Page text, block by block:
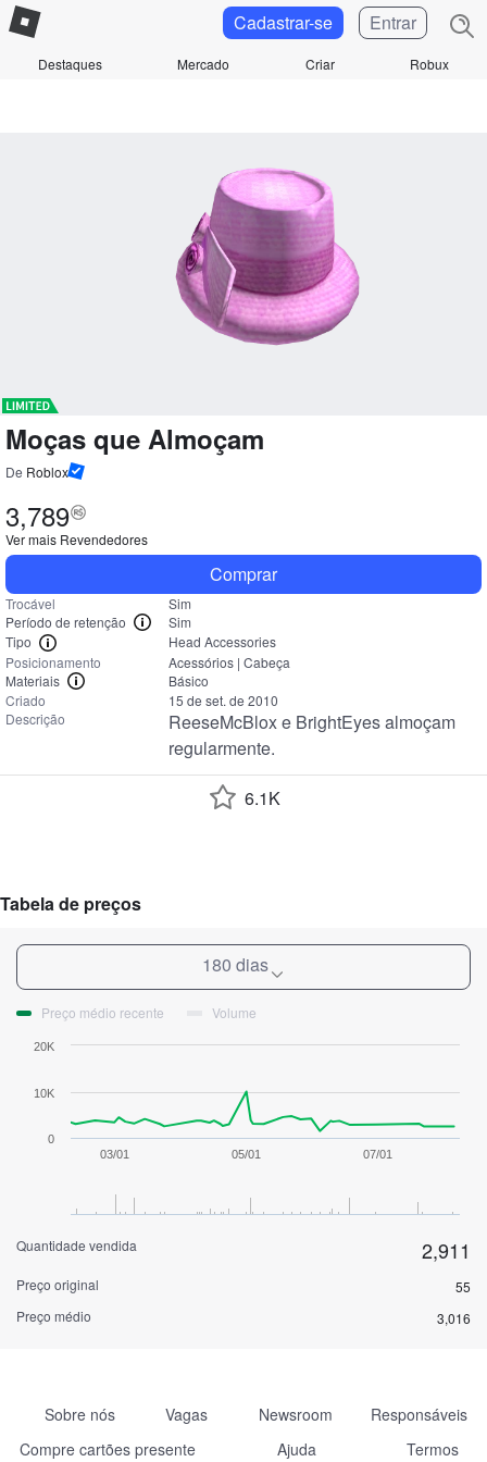
Destaques Mercado Criar Robux
Cadastrar-se Entrar
Moças que Almoçam
De Roblox
3,789
Ver mais Revendedores
Comprar
Trocável
Sim
Período de retenção
Sim
Tipo
Head Accessories
Posicionamento
Acessórios | Cabeça
Materiais
Básico
Criado
15 de set. de 2010
Descrição
ReeseMcBlox e BrightEyes almoçam
regularmente.
6.1K
Tabela de preços
180 dias
Preço médio recente Volume
03/01 05/01 07/01
0
10K
20K
Quantidade vendida 2,911
Preço original
55
Preço médio
3,016
Sobre nós Vagas Newsroom
Responsáveis
Compre cartões presente
Ajuda Termos